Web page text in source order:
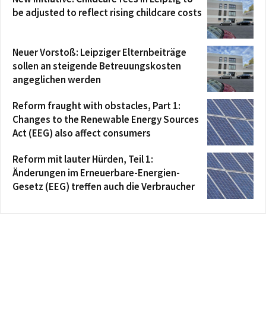
be adjusted to reflect rising childcare costs
Neuer Vorstoß: Leipziger Elternbeiträge
sollen an steigende Betreuungskosten
angeglichen werden
Reform fraught with obstacles, Part 1:
Changes to the Renewable Energy Sources
Act (EEG) also affect consumers
Reform mit lauter Hürden, Teil 1:
Änderungen im Erneuerbare-Energien-
Gesetz (EEG) treffen auch die Verbraucher